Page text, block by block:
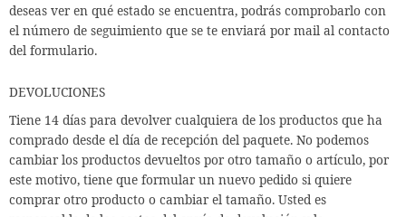
deseas ver en qué estado se encuentra, podrás comprobarlo con
el número de seguimiento que se te enviará por mail al contacto
del formulario.
DEVOLUCIONES
Tiene 14 días para devolver cualquiera de los productos que ha
comprado desde el día de recepción del paquete. No podemos
cambiar los productos devueltos por otro tamaño o artículo, por
este motivo, tiene que formular un nuevo pedido si quiere
comprar otro producto o cambiar el tamaño. Usted es